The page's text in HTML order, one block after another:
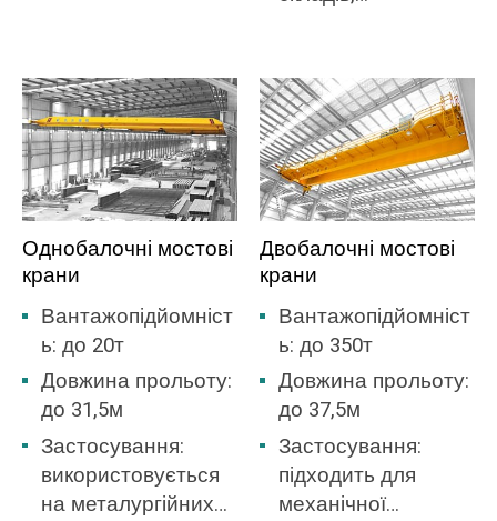
та цигаркового паперу.
Ми надаємо крани з різною
вантажопідйомністю та послуги OEM для
розробки індивідуальних кранів.
рівними та
похилими алеями,
а його транспортне
навантаження не
обмежується
умовами нижньої
плити, і може
працювати на
різних
вертикальних
кривих, плоских
кривих і складних
кривих.
загального заводу.
Однобалочні мостові
крани
Вантажопідйомніст
ь: до 20т
Довжина прольоту:
до 31,5м
Застосування:
використовується
на металургійних
Двобалочні мостові
крани
Вантажопідйомніст
ь: до 350т
Довжина прольоту:
до 37,5м
Застосування:
підходить для
механічної